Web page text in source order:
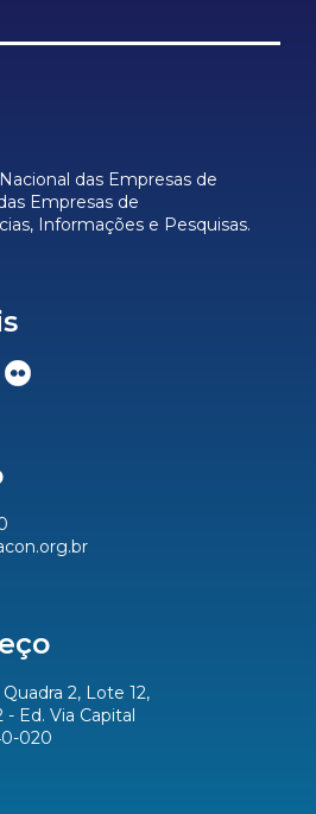
das Empresas de
Empresas de
Informações e Pesquisas.
2, Lote 12,
- Ed. Via Capital
020